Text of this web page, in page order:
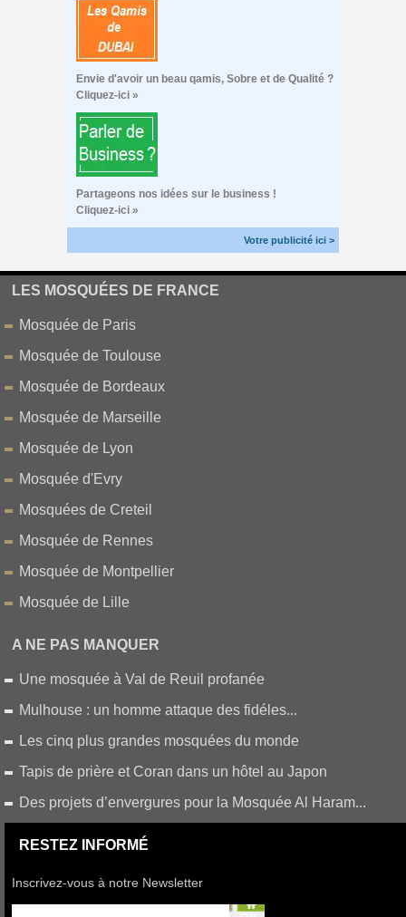
Envie d'avoir un beau qamis, Sobre et de Qualité ?
Cliquez-ici »
Partageons nos idées sur le business !
Cliquez-ici »
Votre publicité ici >
LES MOSQUÉES DE FRANCE
Mosquée de Paris
Mosquée de Toulouse
Mosquée de Bordeaux
Mosquée de Marseille
Mosquée de Lyon
Mosquée d'Evry
Mosquées de Creteil
Mosquée de Rennes
Mosquée de Montpellier
Mosquée de Lille
A NE PAS MANQUER
Une mosquée à Val de Reuil profanée
Mulhouse : un homme attaque des fidéles...
Les cinq plus grandes mosquées du monde
Tapis de prière et Coran dans un hôtel au Japon
Des projets d’envergures pour la Mosquée Al Haram...
RESTEZ INFORMÉ
Inscrivez-vous à notre Newsletter